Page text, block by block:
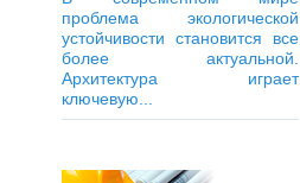
проблема экологической
устойчивости становится все
более актуальной.
Архитектура играет
ключевую...